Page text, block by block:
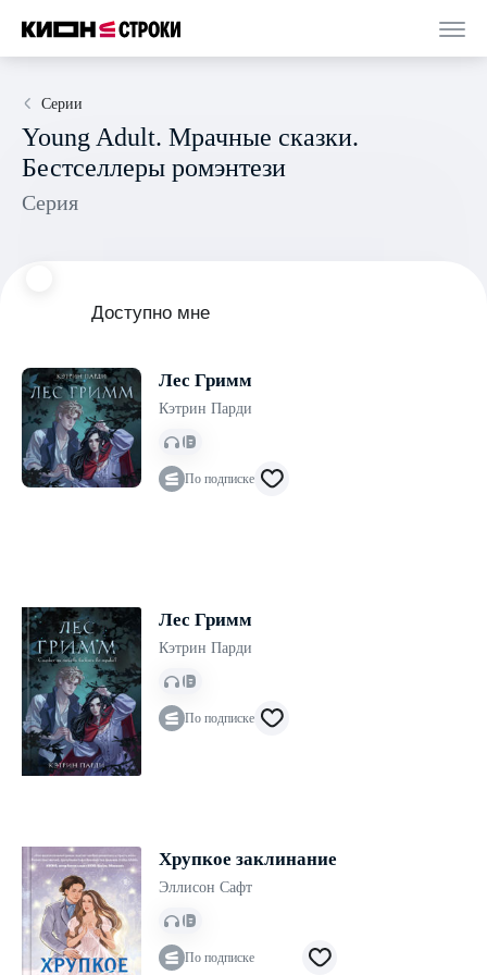
Серии
Young Adult. Мрачные сказки.
Бестселлеры ромэнтези
Серия
Доступно мне
Лес Гримм
Кэтрин Парди
По подписке
Лес Гримм
Кэтрин Парди
По подписке
Хрупкое заклинание
Эллисон Сафт
По подписке